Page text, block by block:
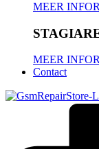
MEER
MEER
Contact